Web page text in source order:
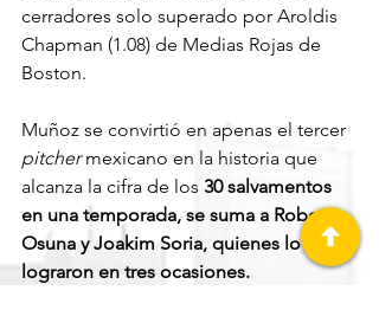
cerradores solo superado por Aroldis
Chapman (1.08) de Medias Rojas de
Boston.
Muñoz se convirtió en apenas el tercer
pitcher mexicano en la historia que
alcanza la cifra de los 30 salvamentos
en una temporada, se suma a Roberto
Osuna y Joakim Soria, quienes lo
lograron en tres ocasiones.